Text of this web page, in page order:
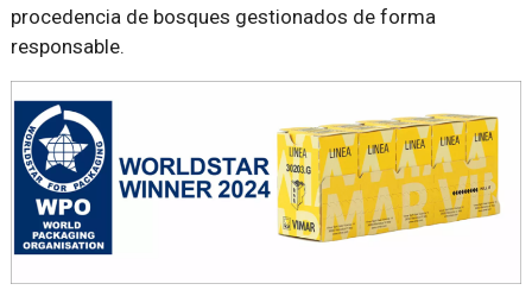
procedencia de bosques gestionados de forma
responsable.